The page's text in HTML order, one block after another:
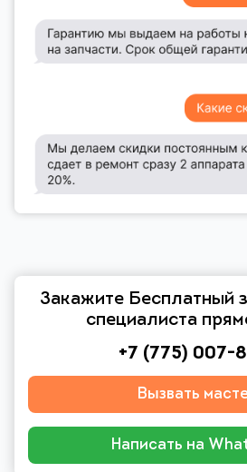
Закажите Бесплатный
специалиста
+7 (775) 007-
Вызвать
Написать на